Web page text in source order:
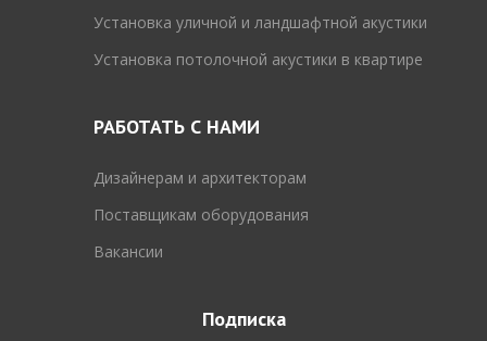
Установка уличной и ландшафтной акустики
Установка потолочной акустики в квартире
РАБОТАТЬ С НАМИ
Дизайнерам и архитекторам
Поставщикам оборудования
Вакансии
Подписка